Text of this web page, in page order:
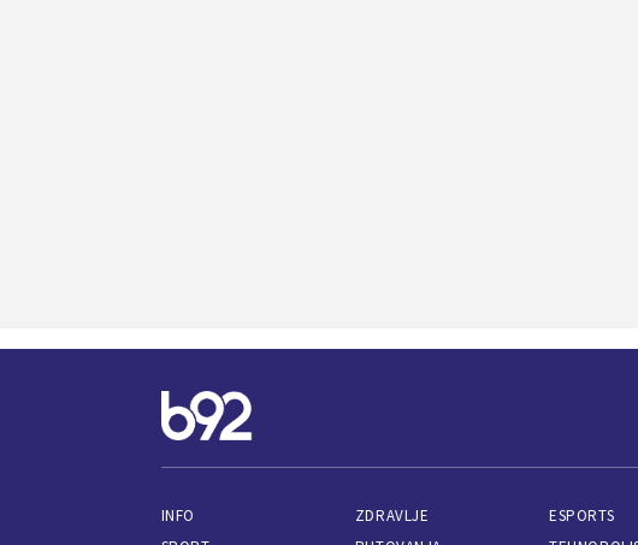
INFO
ZDRAVLJE
ESPORTS